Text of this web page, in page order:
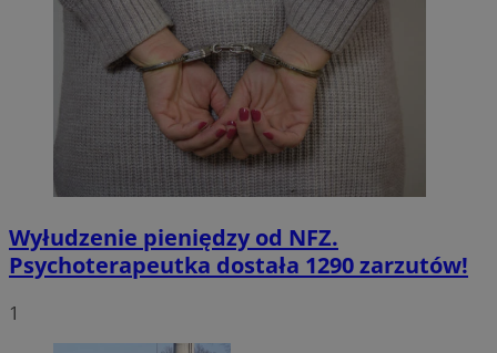
Wyłudzenie pieniędzy od NFZ.
Psychoterapeutka dostała 1290 zarzutów!
1